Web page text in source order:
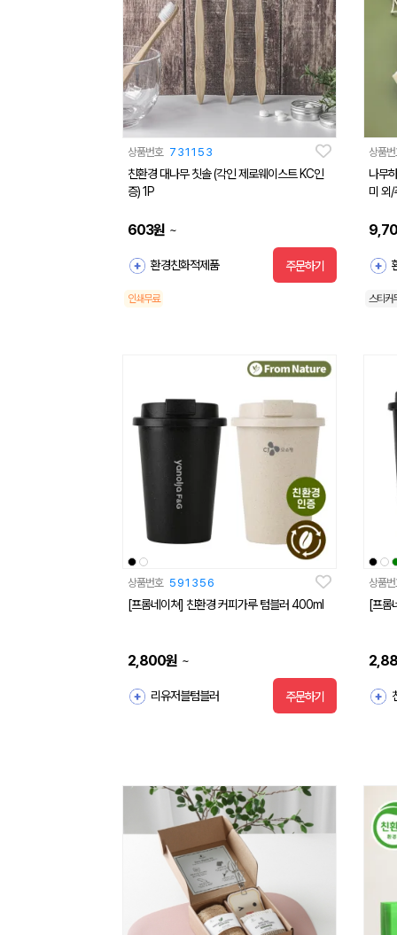
상품번호 731153
친환경 대나무 칫솔 (각인 제로웨이스트 KC인
증) 1P
603원 ~
환경친화적제품 주문하기
인쇄무료
상품
나무
미 외/
스티커
상품번호 591356
[프롬네이쳐] 친환경 커피가루 텀블러 400ml
2,800원 ~
리유저블텀블러 주문하기
상품
[프롬